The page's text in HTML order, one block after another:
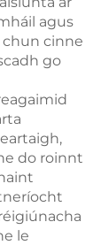
agus
cinne
go
do roinnt
le